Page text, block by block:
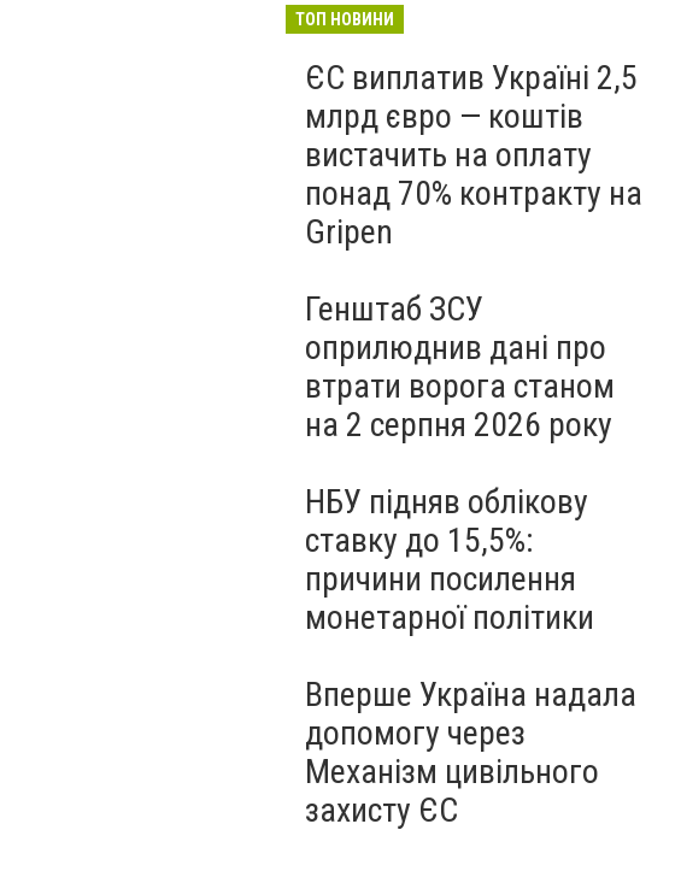
ТОП НОВИНИ
ЄС виплатив Україні 2,5
млрд євро — коштів
вистачить на оплату
понад 70% контракту на
Gripen
Генштаб ЗСУ
оприлюднив дані про
втрати ворога станом
на 2 серпня 2026 року
НБУ підняв облікову
ставку до 15,5%:
причини посилення
монетарної політики
Вперше Україна надала
допомогу через
Механізм цивільного
захисту ЄС